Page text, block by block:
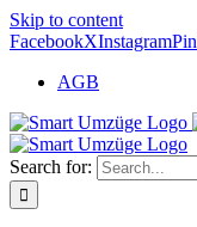
Skip to content
FacebookXInstagram
AGB
Search for: